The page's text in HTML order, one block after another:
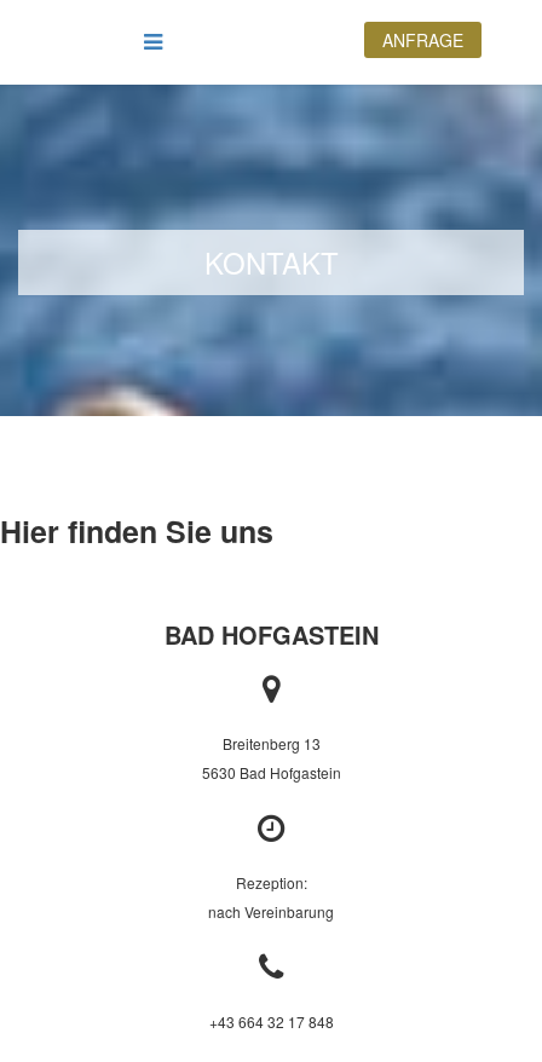
ANFRAGE
KONTAKT
Hier finden Sie uns
BAD HOFGASTEIN
Breitenberg 13
5630 Bad Hofgastein
Rezeption:
nach Vereinbarung
+43 664 32 17 848